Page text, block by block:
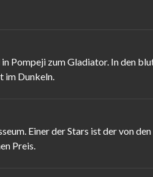
zum Gladiator. In den
im Dunkeln.
Einer der Stars ist der von
Preis.